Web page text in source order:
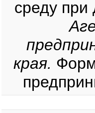
среду
края.